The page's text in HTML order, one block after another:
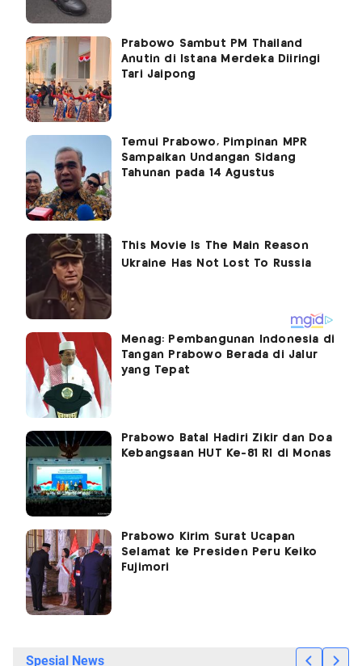
Prabowo Sambut PM Thailand
Anutin di Istana Merdeka Diiringi
Tari Jaipong
Temui Prabowo, Pimpinan MPR
Sampaikan Undangan Sidang
Tahunan pada 14 Agustus
Menag: Pembangunan Indonesia di
Tangan Prabowo Berada di Jalur
yang Tepat
Prabowo Batal Hadiri Zikir dan Doa
Kebangsaan HUT Ke-81 RI di Monas
Prabowo Kirim Surat Ucapan
Selamat ke Presiden Peru Keiko
Fujimori